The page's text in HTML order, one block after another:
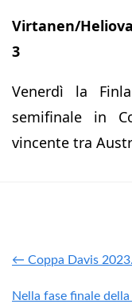
Virtanen/
3
Venerdì la
semifinale in
vincente tra
← Coppa Davis
Nella fase finale